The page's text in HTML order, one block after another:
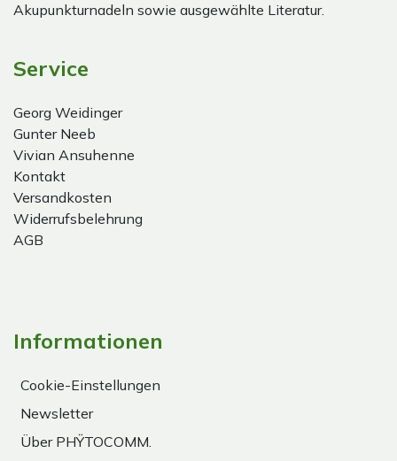
Akupunkturnadeln sowie ausgewählte Literatur.
Service
Georg Weidinger
Gunter Neeb
Vivian Ansuhenne
Kontakt
Versandkosten
Widerrufsbelehrung
AGB
Informationen
Cookie-Einstellungen
Newsletter
Über PHŸTOCOMM.